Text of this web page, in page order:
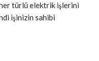
türlü elektrik işlerini
işinizin sahibi